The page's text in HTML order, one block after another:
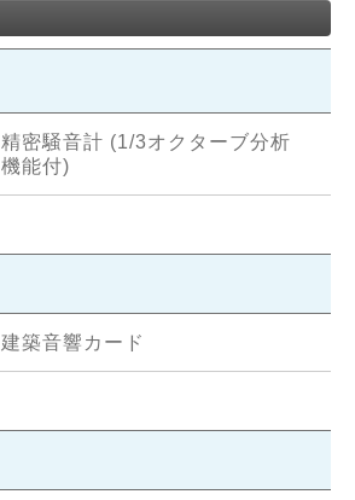
精密騒音計 (1/3オクターブ分析
機能付)
建築音響カード